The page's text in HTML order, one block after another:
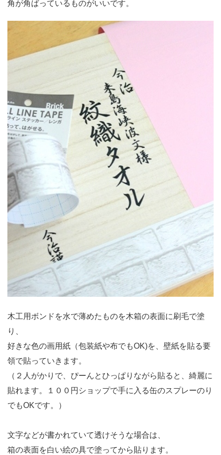
角が角ばっているものがいいです。
木工用ボンドを水で薄めたものを木箱の表面に刷毛で塗
り、
好きな色の画用紙（包装紙や布でもOK)を、壁紙を貼る要
領で貼っていきます。
（２人がかりで、ぴーんとひっぱりながら貼ると、綺麗に
貼れます。１００円ショップで手に入る缶のスプレーのり
でもOKです。）
文字などが書かれていて透けそうな場合は、
箱の表面を白い絵の具で塗ってから貼ります。